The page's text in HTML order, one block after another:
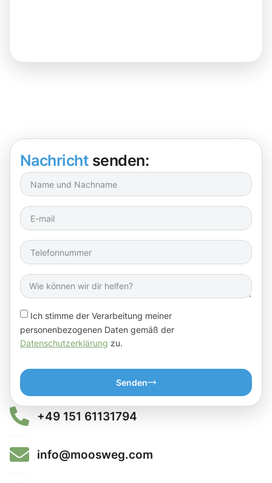
Nachricht senden:
Ich stimme der Verarbeitung meiner
personenbezogenen Daten gemäß der
Datenschutzerklärung zu.
Senden
+49 151 61131794
info@moosweg.com